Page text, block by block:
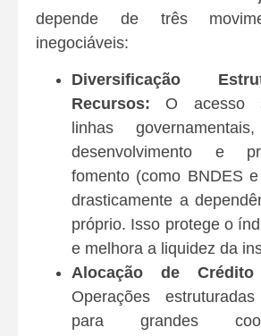
depende de três
inegociáveis:
Diversificação
Recursos: O acesso
linhas
desenvolvimento e
fomento (como BNDES
drasticamente a
próprio. Isso protege o
e melhora a liquidez da
Alocação de Crédito
Operações
para grandes